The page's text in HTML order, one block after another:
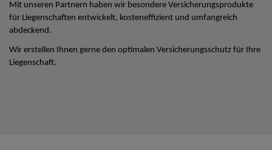
Mit unseren Partnern haben wir besondere Versicherungsprodukte
für Liegenschaften entwickelt, kosteneffizient und umfangreich
abdeckend.
Wir erstellen Ihnen gerne den optimalen Versicherungsschutz für Ihre
Liegenschaft.